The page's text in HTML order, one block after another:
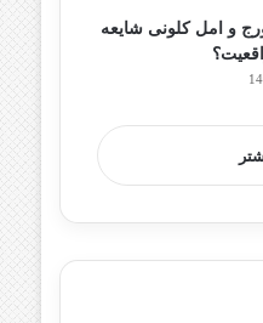
و امل کلونی شایعه